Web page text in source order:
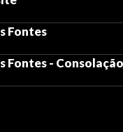
Fontes
Fontes - Consolação